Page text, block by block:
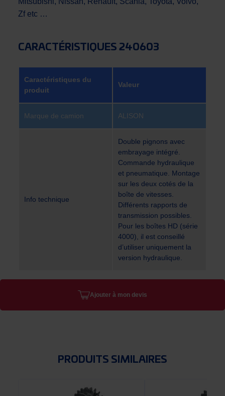
Zf etc …
CARACTÉRISTIQUES 240603
Caractéristiques du
produit
Valeur
Marque de camion ALISON
Info technique
Double pignons avec
embrayage intégré.
Commande hydraulique
et pneumatique. Montage
sur les deux cotés de la
boîte de vitesses.
Différents rapports de
transmission possibles.
Pour les boîtes HD (série
4000), il est conseillé
d’utiliser uniquement la
version hydraulique.
Ajouter à mon devis
PRODUITS SIMILAIRES